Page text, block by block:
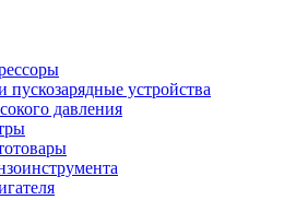
пускозарядные устройства
давления